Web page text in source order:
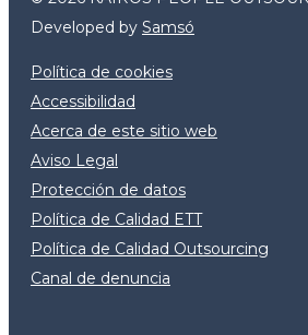
Developed by Samsó
Política de cookies
Accessibilidad
Acerca de este sitio web
Aviso Legal
Protección de datos
Política de Calidad ETT
Política de Calidad Outsourcing
Canal de denuncia